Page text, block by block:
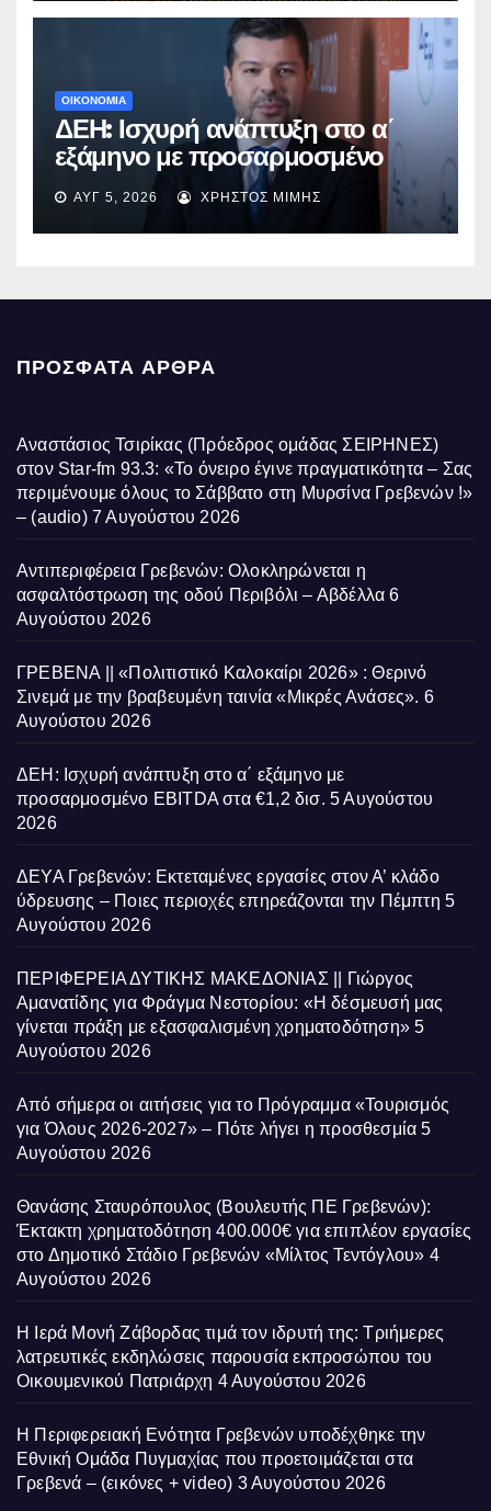
ΟΙΚΟΝΟΜΙΑ
ΔΕΗ: Ισχυρή ανάπτυξη στο α΄
εξάμηνο με προσαρμοσμένο
EBITDA στα €1,2 δισ.
ΑΥΓ 5, 2026 ΧΡΉΣΤΟΣ ΜΊΜΗΣ
ΠΡΌΣΦΑΤΑ ΆΡΘΡΑ
Αναστάσιος Τσιρίκας (Πρόεδρος ομάδας ΣΕΙΡΗΝΕΣ)
στον Star-fm 93.3: «Το όνειρο έγινε πραγματικότητα – Σας
περιμένουμε όλους το Σάββατο στη Μυρσίνα Γρεβενών !»
– (audio) 7 Αυγούστου 2026
Αντιπεριφέρεια Γρεβενών: Ολοκληρώνεται η
ασφαλτόστρωση της οδού Περιβόλι – Αβδέλλα 6
Αυγούστου 2026
ΓΡΕΒΕΝΑ || «Πολιτιστικό Καλοκαίρι 2026» : Θερινό
Σινεμά με την βραβευμένη ταινία «Μικρές Ανάσες». 6
Αυγούστου 2026
ΔΕΗ: Ισχυρή ανάπτυξη στο α΄ εξάμηνο με
προσαρμοσμένο EBITDA στα €1,2 δισ. 5 Αυγούστου
2026
ΔΕΥΑ Γρεβενών: Εκτεταμένες εργασίες στον Α’ κλάδο
ύδρευσης – Ποιες περιοχές επηρεάζονται την Πέμπτη 5
Αυγούστου 2026
ΠΕΡΙΦΕΡΕΙΑ ΔΥΤΙΚΗΣ ΜΑΚΕΔΟΝΙΑΣ || Γιώργος
Αμανατίδης για Φράγμα Νεστορίου: «Η δέσμευσή μας
γίνεται πράξη με εξασφαλισμένη χρηματοδότηση» 5
Αυγούστου 2026
Από σήμερα οι αιτήσεις για το Πρόγραμμα «Τουρισμός
για Όλους 2026-2027» – Πότε λήγει η προσθεσμία 5
Αυγούστου 2026
Θανάσης Σταυρόπουλος (Βουλευτής ΠΕ Γρεβενών):
Έκτακτη χρηματοδότηση 400.000€ για επιπλέον εργασίες
στο Δημοτικό Στάδιο Γρεβενών «Μίλτος Τεντόγλου» 4
Αυγούστου 2026
Η Ιερά Μονή Ζάβορδας τιμά τον ιδρυτή της: Τριήμερες
λατρευτικές εκδηλώσεις παρουσία εκπροσώπου του
Οικουμενικού Πατριάρχη 4 Αυγούστου 2026
Η Περιφερειακή Ενότητα Γρεβενών υποδέχθηκε την
Εθνική Ομάδα Πυγμαχίας που προετοιμάζεται στα
Γρεβενά – (εικόνες + video) 3 Αυγούστου 2026